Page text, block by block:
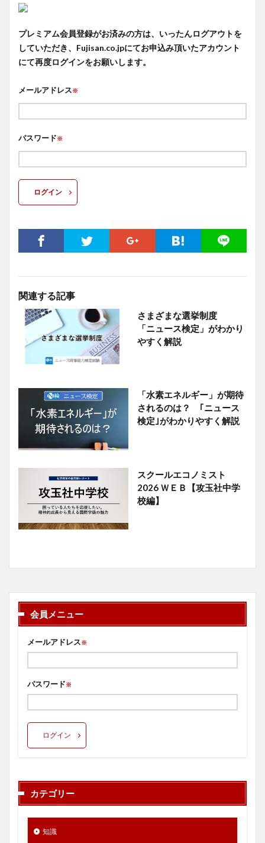
プレミアム会員登録がお済みの方は、いったんログアウトを
していただき、Fujisan.co.jpにてお申込み頂いたアカウント
にて再度ログインをお願いします。
メールアドレス※
パスワード※
ログイン
関連する記事
さまざまな選挙制度
「ニュース検定」がわかり
やすく解説
「水素エネルギー」が期待
されるのは？ ｢ニュース
検定｣がわかりやすく解説
スクールエコノミスト
2026 ＷＥＢ【攻玉社中学
校編】
会員メニュー
メールアドレス※
パスワード※
ログイン
カテゴリー
知識